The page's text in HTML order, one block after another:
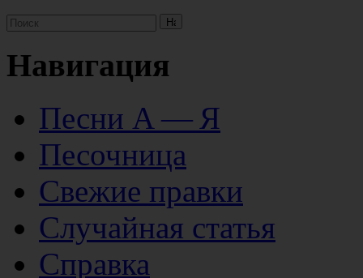
Навигация
Песни А — Я
Песочница
Свежие правки
Случайная статья
Справка